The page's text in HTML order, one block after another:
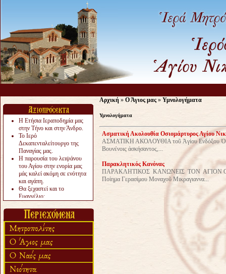
Η Ετήσια Ιεραποδημία μας
στην Τήνο και στην Άνδρο.
Το Ιερό
Δεκαπενταλείτουργο της
Παναγίας μας.
Η παρουσία του λειψάνου
του Αγίου στην ενορία μας
μάς καλεί ακόμη σε ενότητα
και αγάπη.
Θα ξεχαστεί και το
Ευαγγέλιο;
«πολύ αργά».
Ζητείται....
Αρχική » Ο Άγιος μας » Υμνολογήματα
Υμνολογήματα
Ασματική Ακολουθία Οσιομάρτυρος Αγίου
ΑΣΜΑΤΙΚΗ ΑΚΟΛΟΥΘΙΑ τοῦ Ἁγίου Ενδόξου
Βουνένοις ἀσκήσαντος,...
Παρακλητικός Κανόνας
ΠΑΡΑΚΛΗΤΙΚΟΣ ΚΑΝΩΝΕΙΣ ΤΟΝ
Ποίημα Γερασίμου Μοναχοῦ Μικραγιαννα...